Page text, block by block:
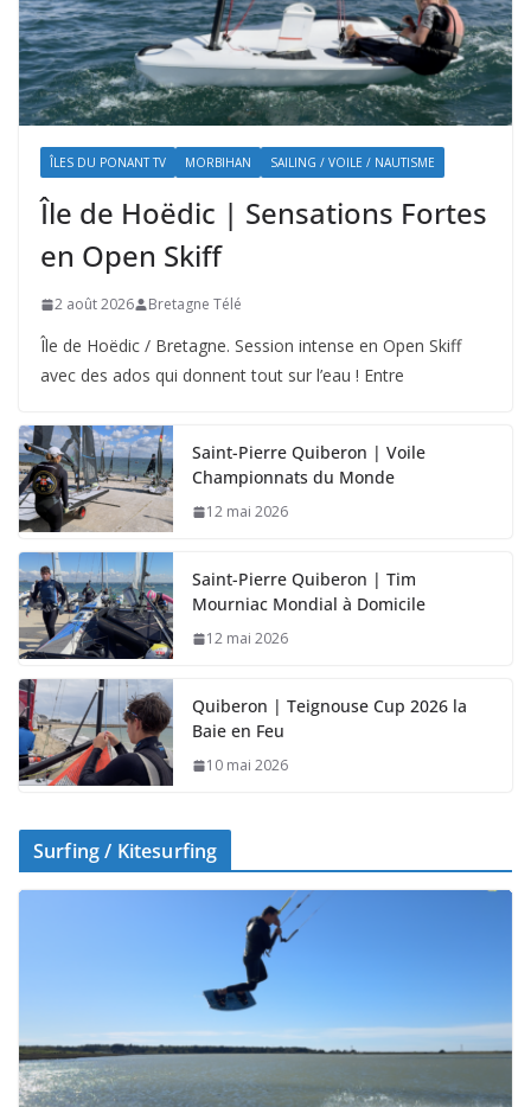
ÎLES DU PONANT TV MORBIHAN SAILING / VOILE / NAUTISME
Île de Hoëdic | Sensations Fortes
en Open Skiff
2 août 2026 Bretagne Télé
Île de Hoëdic / Bretagne. Session intense en Open Skiff
avec des ados qui donnent tout sur l’eau ! Entre
Saint-Pierre Quiberon | Voile
Championnats du Monde
12 mai 2026
Saint-Pierre Quiberon | Tim
Mourniac Mondial à Domicile
12 mai 2026
Quiberon | Teignouse Cup 2026 la
Baie en Feu
10 mai 2026
Surfing / Kitesurfing